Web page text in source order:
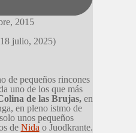
2015
julio, 2025)
de pequeños rincones
uno de los que más
de las Brujas,en
en pleno istmo de
unos pequeños
de Nida o Juodkrante.